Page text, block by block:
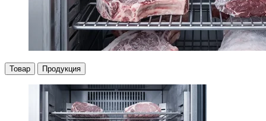
Товар Продукция